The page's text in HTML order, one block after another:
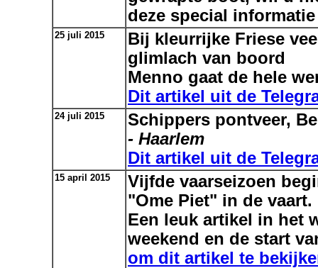
deze special
25 juli 2015
Bij kleurrijke Friese
glimlach van boord
Menno gaat de hele
Dit artikel uit de
24 juli 2015
Schippers pontveer,
- Haarlem
Dit artikel uit de
15 april 2015
Vijfde vaarseizoen
"Ome Piet" in de vaart.
Een leuk artikel in het
weekend en de start
om dit artikel te